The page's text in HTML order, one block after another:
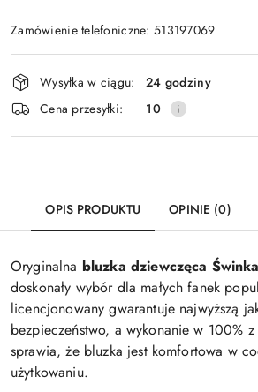
Zamówienie telefoniczne: 513197069
Dostępność
i
dostawa
Wysyłka w ciągu:
24 godziny
Cena przesyłki:
10
OPIS PRODUKTU OPINIE (0)
Oryginalna bluzka dziewczęca
doskonały wybór dla małych fanek
licencjonowany gwarantuje najwyższą
bezpieczeństwo, a wykonanie w 100% z
sprawia, że bluzka jest komfortowa w
użytkowaniu.